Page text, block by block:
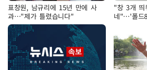
표창원, 남규리에 15년 만에 사
과…"제가 틀렸습니다"
"창 3개 띄
네"…'폴드